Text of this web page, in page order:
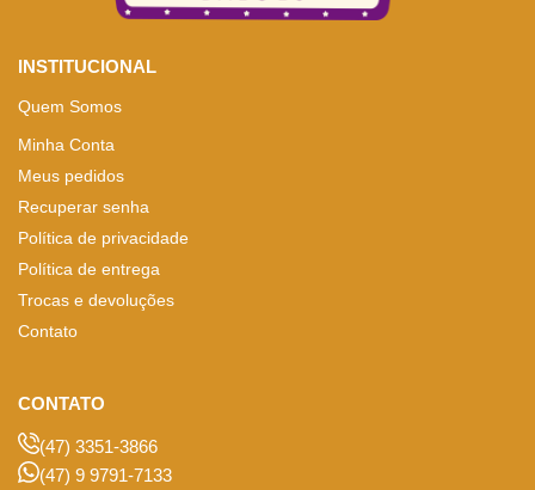
INSTITUCIONAL
Quem Somos
Minha Conta
Meus pedidos
Recuperar senha
Política de privacidade
Política de entrega
Trocas e devoluções
Contato
CONTATO
(47) 3351-3866
(47) 9 9791-7133